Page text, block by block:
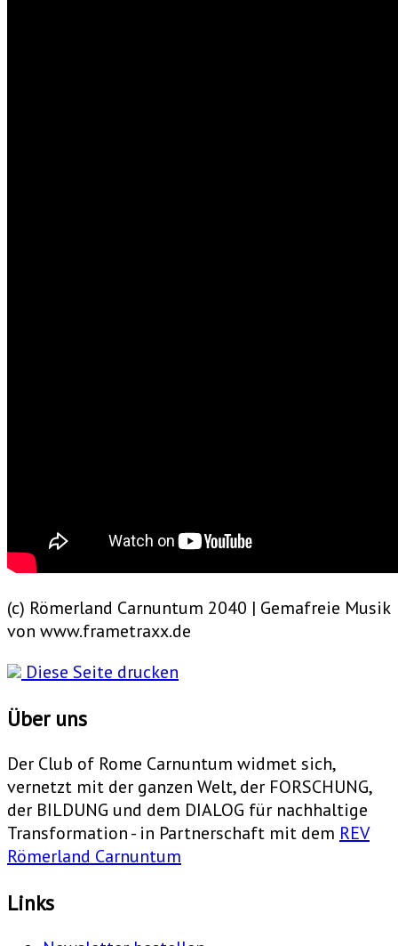
(c) Römerland Carnuntum 2040 | Gemafreie Musik
von www.frametraxx.de
Diese Seite drucken
Über uns
Der Club of Rome Carnuntum widmet sich,
vernetzt mit der ganzen Welt, der FORSCHUNG,
der BILDUNG und dem DIALOG für nachhaltige
Transformation - in Partnerschaft mit dem REV
Römerland Carnuntum
Links